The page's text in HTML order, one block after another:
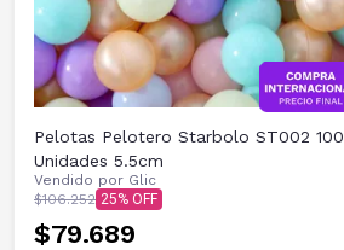
Pelotas Pelotero Starbolo ST002 100
Unidades 5.5cm
Vendido por Glic
$106.252 25
$79.689